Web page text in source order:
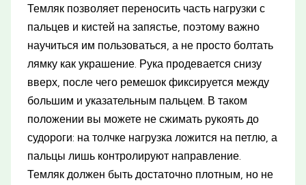
Темляк позволяет переносить часть нагрузки с
пальцев и кистей на запястье, поэтому важно
научиться им пользоваться, а не просто болтать
лямку как украшение. Рука продевается снизу
вверх, после чего ремешок фиксируется между
большим и указательным пальцем. В таком
положении вы можете не сжимать рукоять до
судороги: на толчке нагрузка ложится на петлю, а
пальцы лишь контролируют направление.
Темляк должен быть достаточно плотным, но не